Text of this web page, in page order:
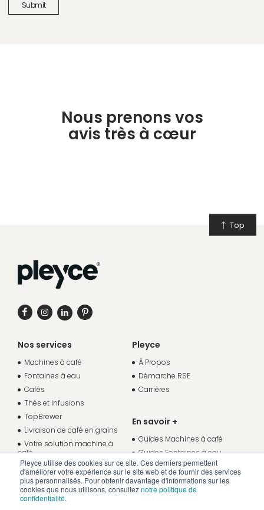
Pleyce utilise des cookies sur ce site. Ces derniers permettent
d'améliorer votre expérience sur le site web et de fournir des services
plus personnalisés. Pour obtenir davantage d'informations sur les
cookies que nous utilisons, consulteznotre politique de
confidentialité.
Nous prenons vos
avis très à cœur
Top
Nos services
Machines à café
Fontaines à eau
Cafés
Thés et Infusions
TopBrewer
Livraison de café en grains
Votre solution machine à
café
Votre solution fontaine à eau
Pleyce
À Propos
Démarche RSE
Carrières
En savoir +
Guides Machines à café
Guides Fontaines à eau
Études de cas
Espace client
Nous contacter